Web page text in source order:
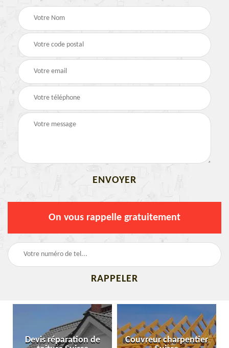
On vous rappelle gratuitement
Devis réparation de
Couvreur charpentier